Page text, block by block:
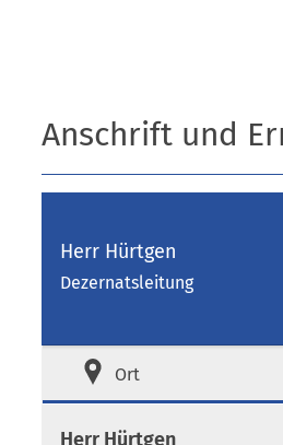
Anschrift und
Herr Hürtgen
Dezernatsleitung
Ort
Herr Hürtgen